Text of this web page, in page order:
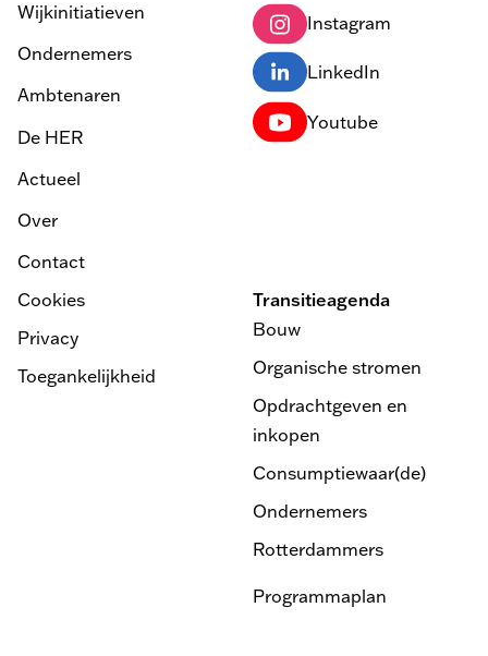
Wijkinitiatieven
Ondernemers
Ambtenaren
De HER
Actueel
Over
Contact
Instagram
LinkedIn
Youtube
Cookies
Privacy
Toegankelijkheid
Transitieagenda
Bouw
Organische stromen
Opdrachtgeven en
inkopen
Consumptiewaar(de)
Ondernemers
Rotterdammers
Programmaplan